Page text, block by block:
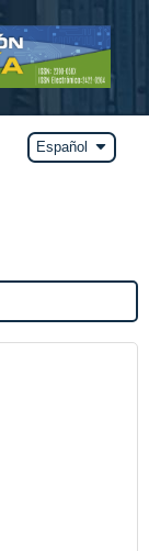
Español arrow_drop_down